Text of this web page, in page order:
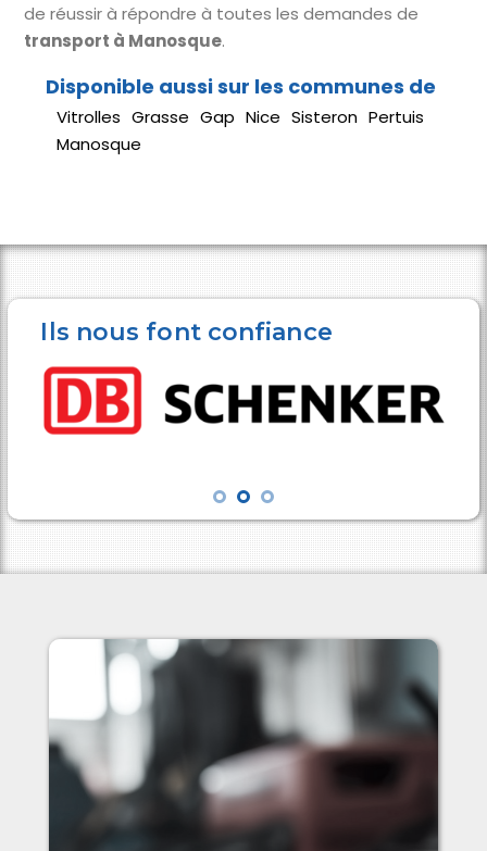
de réussir à répondre à toutes les demandes de
transport à Manosque.
Vitrolles Grasse Gap Nice Sisteron Pertuis
Manosque
Ils nous font confiance